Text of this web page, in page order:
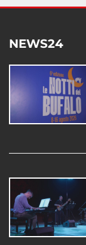
NEWS24